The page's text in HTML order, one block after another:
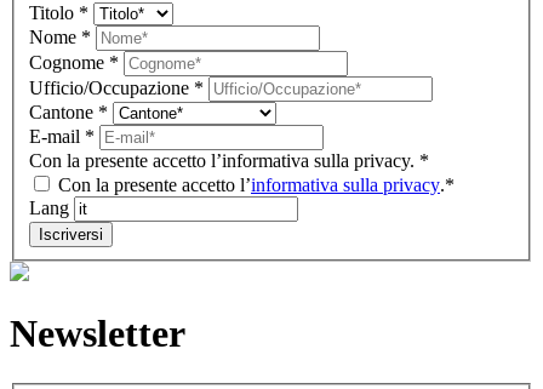
Newsletter
IT
(footer)
Titolo *
Nome *
Cognome *
Ufficio/Occupazione *
Cantone *
E-mail *
Con la presente accetto l’informativa sulla privacy. *
Con la presente accetto l’informativa sulla privacy.*
Lang
Iscriversi
Newsletter